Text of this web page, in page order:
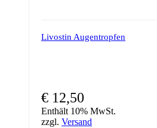
Livostin Augentropfen
€ 12,50
Enthält 10% MwSt.
zzgl. Versand